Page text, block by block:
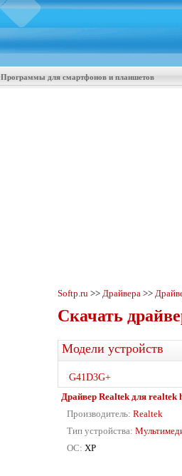
Программы для смартфонов и планшетов
Softp.ru >> Драйвера >>
Скачать
Модели устройств
G41D3G+
Драйвер Realtek для realtek
Производитель: Realtek
Тип устройства:
ОС: XP